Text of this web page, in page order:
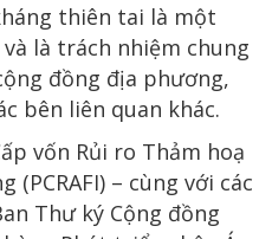
thiên tai là một
là trách nhiệm chung
đồng địa phương,
bên liên quan khác.
vốn Rủi ro Thảm hoạ
(PCRAFI) – cùng với các
Thư ký Cộng đồng